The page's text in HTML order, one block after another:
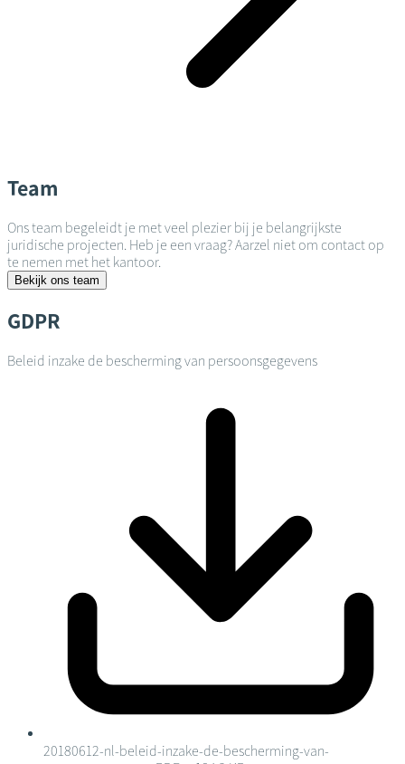
Team
Ons team begeleidt je met veel plezier bij je belangrijkste
juridische projecten. Heb je een vraag? Aarzel niet om contact op
te nemen met het kantoor.
Bekijk ons team
GDPR
Beleid inzake de bescherming van persoonsgegevens
20180612-nl-beleid-inzake-de-bescherming-van-